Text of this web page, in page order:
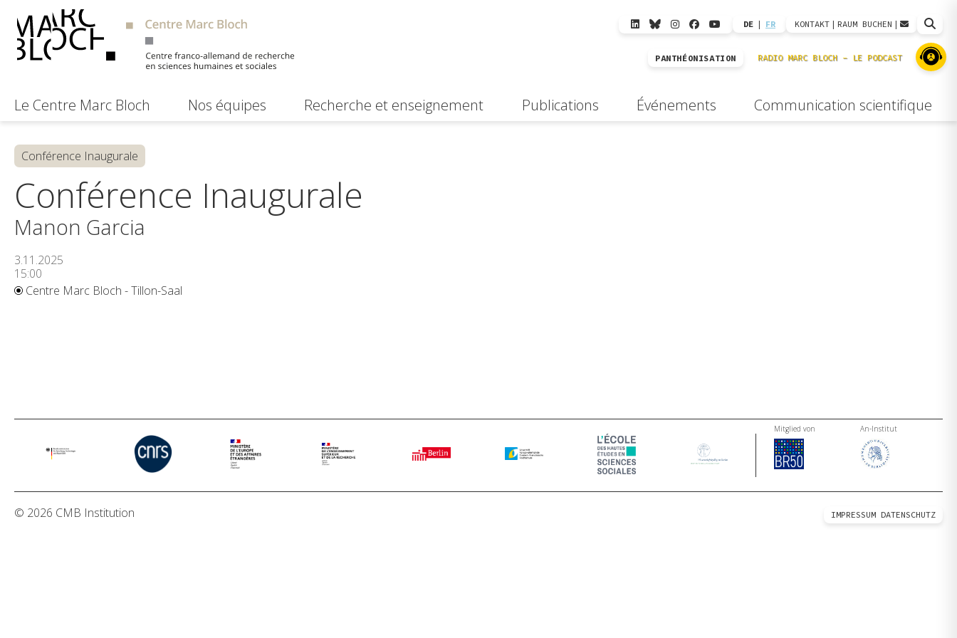
DE | FR KONTAKT | RAUM BUCHEN |
PANTHÉONISATION
Le Centre Marc Bloch Nos équipes Recherche et enseignement Publications Événements Communication scientifique
Conférence Inaugurale
Conférence Inaugurale
Manon Garcia
3.11.2025
15:00
Centre Marc Bloch - Tillon-Saal
Mitglied von An-Institut
© 2026 CMB Institution IMPRESSUM DATENSCHUTZ